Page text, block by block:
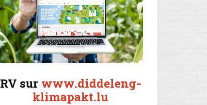
RV sur www.diddeleng-
klimapakt.lu